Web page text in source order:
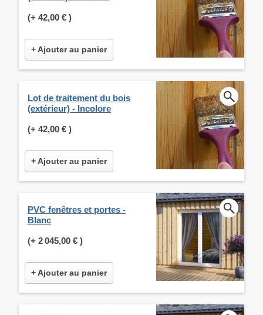
(+ 42,00 € )
+ Ajouter au panier
Lot de traitement du bois
(extérieur) - Incolore
(+ 42,00 € )
+ Ajouter au panier
PVC fenêtres et portes -
Blanc
(+ 2 045,00 € )
+ Ajouter au panier